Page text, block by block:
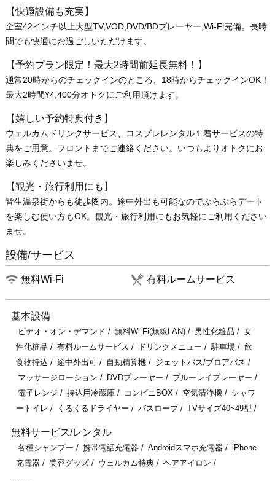
【快適設備も充実】
全室42インチ以上大型TV,VOD,DVD/BDプレーヤー,Wi-Fi完備。長時
間でも快適にお過ごしいただけます。
【予約プラン限定！最大2時間前延長無料！】
通常20時からのチェックインのところ、18時からチェックインOK！
最大2時間¥4,400分オトクにご利用頂けます。
【嬉しい予約特典付き】
ウェルカムドリンクサービス、コスプレレンタル１着サービスの特
典をご用意。フロントまでご連絡ください。いつもよりオトクにお
楽しみくださいませ。
【観光・旅行利用にも】
皆生温泉街からも徒歩圏内。途中外出も可能なのでぶらぶらデート
を楽しむ使い方もOK。観光・旅行利用にもお気軽にご利用ください
ませ。
設備/サービス
無料Wi-Fi 有料ルームサービス
基本設備
ビデオ・オン・デマンド 無料Wi-Fi(無線LAN) 男性化粧品
女
性化粧品
有料ルームサービス ドリンクメニュー 駐車場
飲
食物持込
途中外出可 自動精算機
ジェットバス/ブロアバス
マッサージローション
DVDプレーヤー
ブルーレイプレーヤー
電子レンジ
持込用冷蔵庫 コンビニBOX 空気清浄機
シャワ
ートイレ
くるくるドライヤー バスローブ TVサイズ40~49型
無料サービス/レンタル
各種シャンプー 携帯電話充電器 Androidスマホ充電器
iPhone
充電器
美容グッズ ウェルカム特典 ヘアアイロン